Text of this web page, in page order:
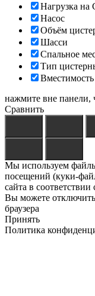
Нагрузка на
Насос
Объём
Шасси
Спальное
Тип
Вместимость
нажмите вне панели,
Сравнить
Мы используем файлы
посещений (куки-
сайта в соответствии
Вы можете отключить
браузера
Принять
Политика